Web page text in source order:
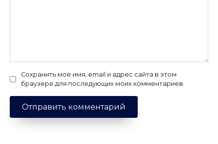
Сохранить моё имя, email и адрес сайта в этом
браузере для последующих моих комментариев.